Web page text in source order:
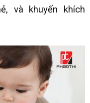
và khuyến khích